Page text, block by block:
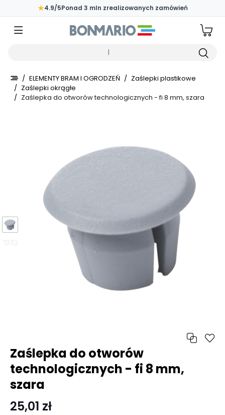
Przejdź do głównej zawartości strony
★4.9/5Ponad 3 mln zrealizowanych zamówień
/ ELEMENTY BRAM I OGRODZEŃ / Zaślepki plastikowe
/ Zaślepki okrągłe
/ Zaślepka do otworów technologicznych - fi 8 mm, szara
Zaślepka do otworów
technologicznych - fi 8 mm,
szara
25,01 zł